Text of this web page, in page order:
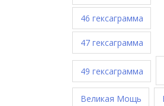
46 гексаграмма
47 гексаграмма
49 гексаграмма
Великая Мощь